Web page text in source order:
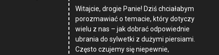
Witajcie, drogie Panie! Dziś chciałabym
porozmawiać o temacie, który dotyczy
wielu z nas – jak dobrać odpowiednie
ubrania do sylwetki z dużymi piersiami.
Często czujemy się niepewnie,